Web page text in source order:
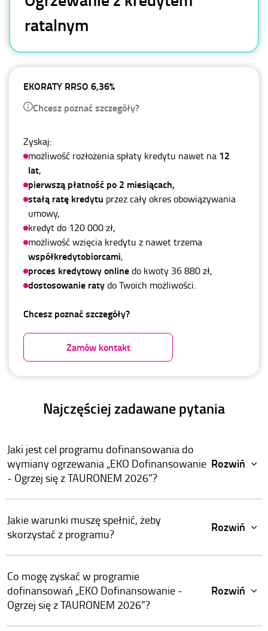
ratalnym
EKORATY RRSO 6,36%
Chcesz poznać szczegóły?
Zyskaj:
możliwość rozłożenia spłaty kredytu nawet na 12
lat,
pierwszą płatność po 2 miesiącach,
stałą ratę kredytu przez cały okres obowiązywania
umowy,
kredyt do 120 000 zł,
możliwość wzięcia kredytu z nawet trzema
współkredytobiorcami,
proces kredytowy onlinedo kwoty 36 880 zł,
dostosowanie ratydo Twoich możliwości.
Chcesz poznać szczegóły?
Zamów kontakt
Najczęściej zadawane pytania
Jaki jest cel programu dofinansowania do
wymiany ogrzewania „EKO Dofinansowanie
- Ogrzej się z TAURONEM 2026”?
Rozwiń
Jakie warunki muszę spełnić, żeby
skorzystać z programu?
Rozwiń
Co mogę zyskać w programie
dofinansowań „EKO Dofinansowanie -
Ogrzej się z TAURONEM 2026”?
Rozwiń